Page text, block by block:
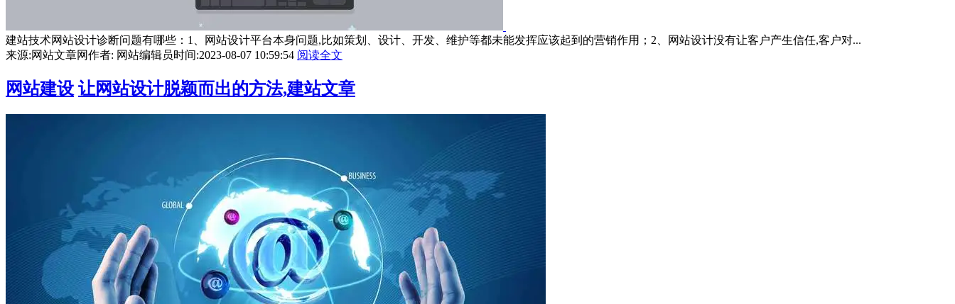
建站技术网站设计诊断问题有哪些：1、网站设计平台本身问题,比如策划、设计、开发、维护等都未能发挥应该起到的营销作用；2、网站设计没有让客户产生信任,客户对...
来源:网站文章网作者: 网站编辑员时间:2023-08-07 10:59:54 阅读全文
网站建设 让网站设计脱颖而出的方法,建站文章